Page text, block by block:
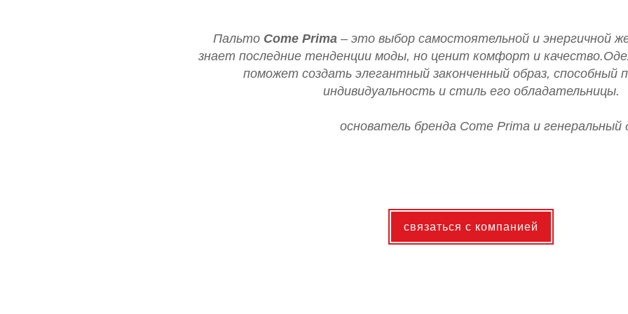
Пальто Come Prima– это выбор самостоятельной и энергичной
знает последние тенденции моды, но ценит комфорт и
поможет создать элегантный законченный образ, способный
индивидуальность и стиль его обладательницы.
основатель бренда Come Prima и
связаться с компанией